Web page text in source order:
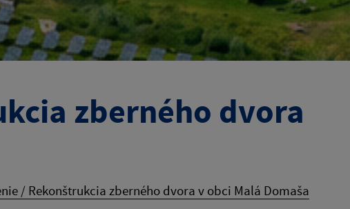
zberného dvora
/ Rekonštrukcia zberného dvora v obci Malá Domaša